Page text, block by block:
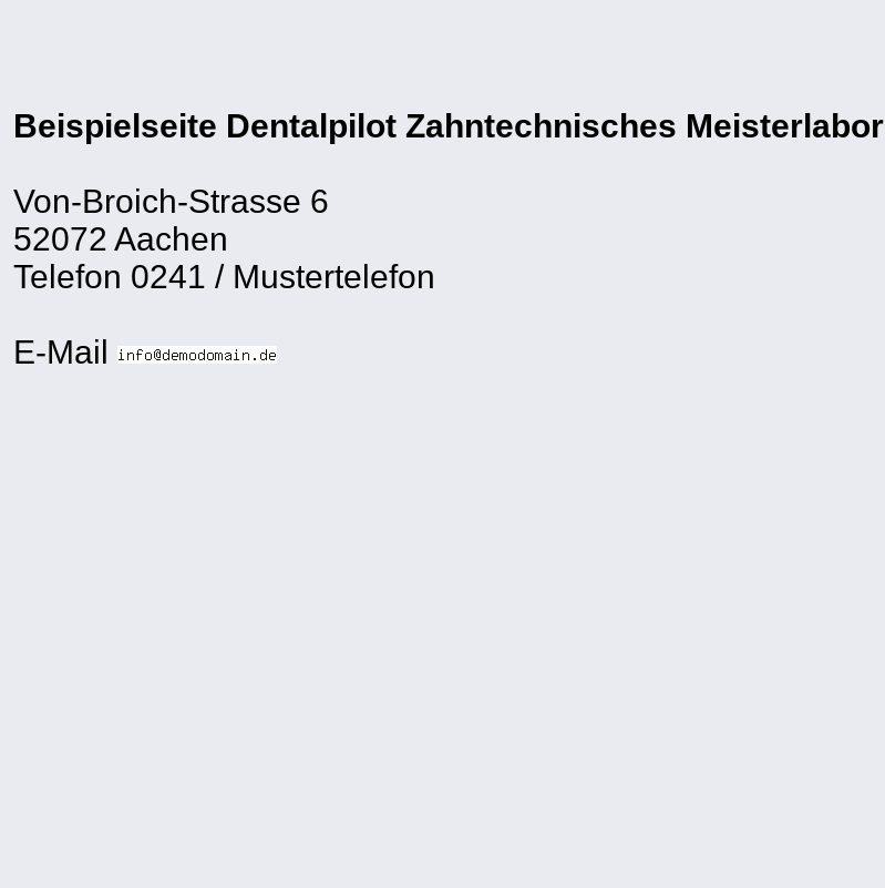
Beispielseite Dentalpilot Zahntechnisches Meisterlabor
Von-Broich-Strasse 6
52072 Aachen
Telefon 0241 / Mustertelefon
E-Mail